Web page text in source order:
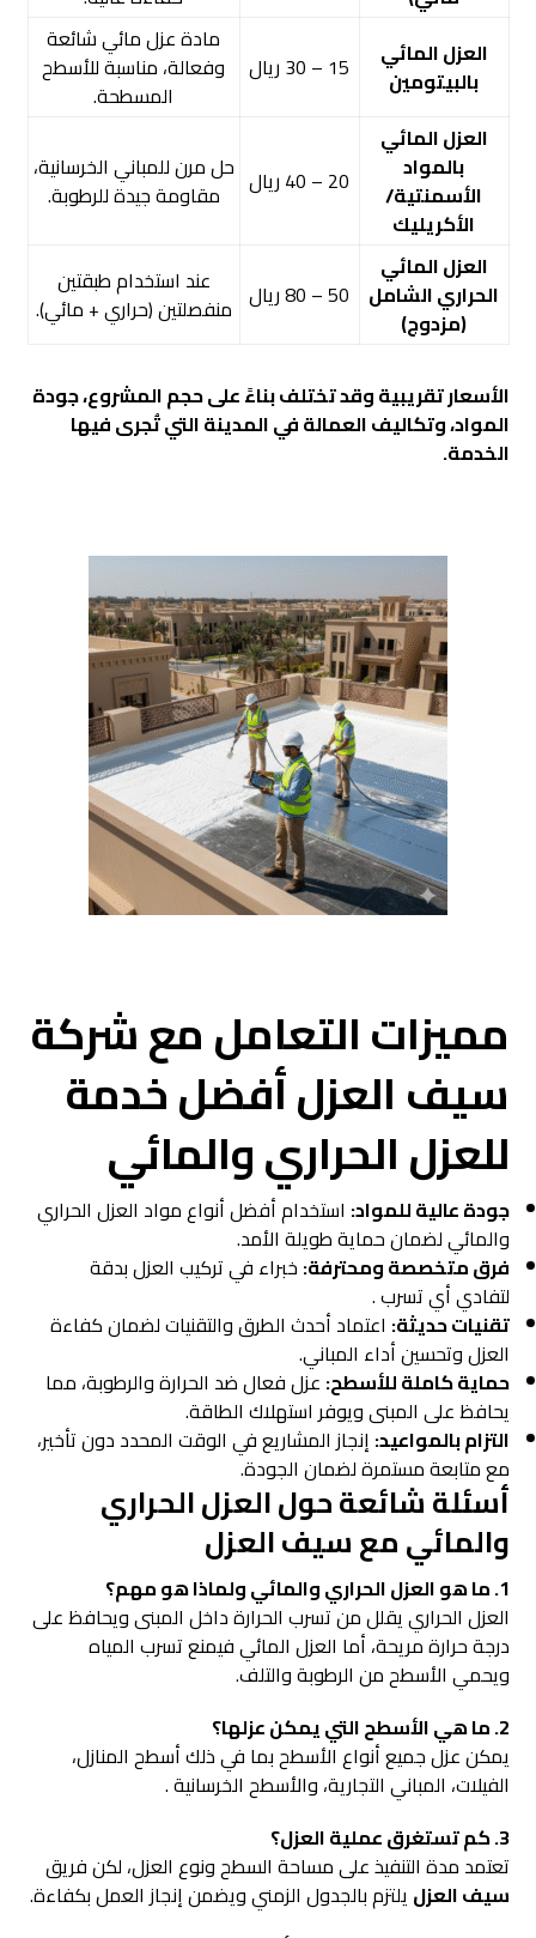
العزل المائي
بالبيتومين
15 – 30 ريال
مادة عزل مائي شائعة
وفعالة، مناسبة للأسطح
المسطحة.
العزل المائي
بالمواد
الأسمنتية/
الأكريليك
20 – 40 ريال
حل مرن للمباني الخرسانية،
مقاومة جيدة للرطوبة.
العزل المائي
الحراري الشامل
(مزدوج)
50 – 80 ريال
عند استخدام طبقتين
منفصلتين (حراري + مائي).
الأسعار تقريبية وقد تختلف بناءً على حجم المشروع، جودة
المواد، وتكاليف العمالة في المدينة التي تُجرى فيها
الخدمة.
مميزات التعامل مع شركة
سيف العزلأفضل خدمة
للعزل الحراري والمائي
جودة عالية للمواد: استخدام أفضل أنواع مواد العزل الحراري
والمائي لضمان حماية طويلة الأمد.
فرق متخصصة ومحترفة: خبراء في تركيب العزل بدقة
لتفادي أي تسرب .
تقنيات حديثة: اعتماد أحدث الطرق والتقنيات لضمان كفاءة
العزل وتحسين أداء المباني.
حماية كاملة للأسطح: عزل فعال ضد الحرارة والرطوبة، مما
يحافظ على المبنى ويوفر استهلاك الطاقة.
التزام بالمواعيد: إنجاز المشاريع في الوقت المحدد دون تأخير،
مع متابعة مستمرة لضمان الجودة.
أسئلة شائعة حول العزل الحراري
والمائي معسيف العزل
1. ما هو العزل الحراري والمائي ولماذا هو مهم؟
العزل الحراري يقلل من تسرب الحرارة داخل المبنى ويحافظ على
درجة حرارة مريحة، أما العزل المائي فيمنع تسرب المياه
ويحمي الأسطح من الرطوبة والتلف.
2. ما هي الأسطح التي يمكن عزلها؟
يمكن عزل جميع أنواع الأسطح بما في ذلك أسطح المنازل،
الفيلات، المباني التجارية، والأسطح الخرسانية .
3. كم تستغرق عملية العزل؟
تعتمد مدة التنفيذ على مساحة السطح ونوع العزل، لكن فريق
سيف العزل يلتزم بالجدول الزمني ويضمن إنجاز العمل بكفاءة.